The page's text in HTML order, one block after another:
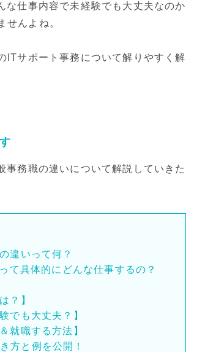
な仕事内容で未経験でも大丈夫なのか
せんよね。
ITサポート事務について解りやすく解
事務職の違いについて解説していきた
違いって何？
て具体的にどんな仕事するの？
？】
でも大丈夫？】
就職する方法】
方と例を公開！